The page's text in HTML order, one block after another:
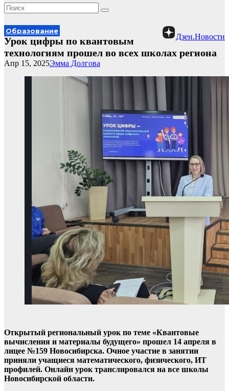
Дзен.Новости
Образование
Урок цифры по квантовым
технологиям прошел во всех школах региона
Эмма Долгова
Апр 15, 2025
Открытый региональный урок по теме «Квантовые
вычисления и материалы будущего» прошел 14 апреля в
лицее №159 Новосибирска. Очное участие в занятии
приняли учащиеся математического, физического, ИТ
профилей. Онлайн урок транслировался на все школы
Новосибирской области.